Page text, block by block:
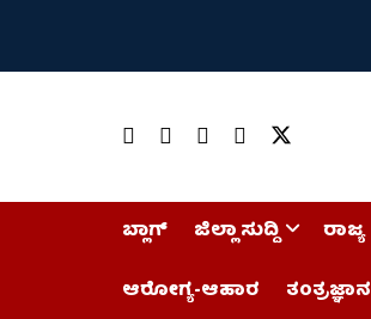
ಬ್ಲಾಗ್ ಜಿಲ್ಲಾ ಸುದ್ದಿ ರಾಜ್ಯ
ಆರೋಗ್ಯ-ಆಹಾರ
ತಂತ್ರಜ್ಞಾನ